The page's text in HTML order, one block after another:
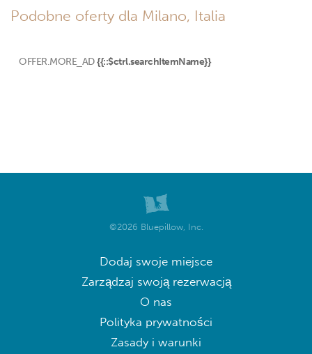
Podobne oferty dla Milano, Italia
OFFER.MORE_AD {{::$ctrl.searchItemName}}
©2026 Bluepillow, Inc.
Dodaj swoje miejsce
Zarządzaj swoją rezerwacją
O nas
Polityka prywatności
Zasady i warunki